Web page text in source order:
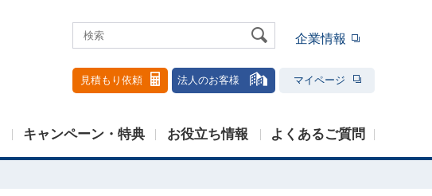
企業情報
見積もり依頼 法人のお客様 マイページ
キャンペーン・特典 お役立ち情報 よくあるご質問